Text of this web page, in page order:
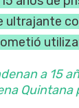
ultrajante
a 15
Quintana